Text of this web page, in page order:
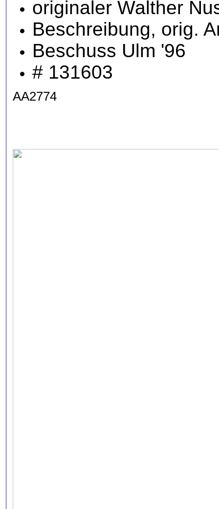
originaler Walther
Beschreibung, orig.
Beschuss Ulm '96
# 131603
AA2774